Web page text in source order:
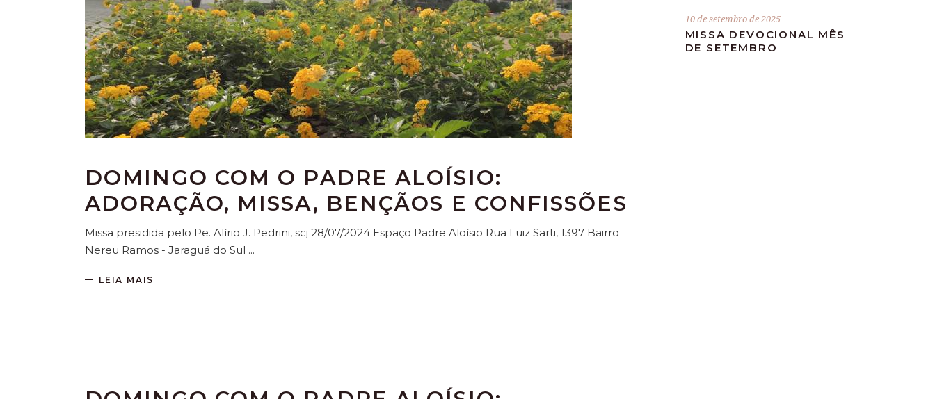
DOMINGO COM O PADRE ALOÍSIO:
ADORAÇÃO, MISSA, BENÇÃOS E CONFISSÕES
Missa presidida pelo Pe. Alírio J. Pedrini, scj 28/07/2024 Espaço Padre Aloísio Rua Luiz Sarti, 1397 Bairro
Nereu Ramos - Jaraguá do Sul
LEIA MAIS
10 de setembro de 2025
MISSA DEVOCIONAL MÊS
DE SETEMBRO